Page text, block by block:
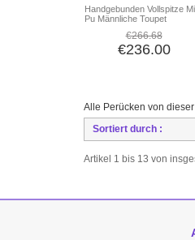
Handgebunden Vollspitze
Pu Männliche Toupet
€266.68
€236.00
Alle Perücken von
Sortiert durch :
Artikel 1 bis 13 von